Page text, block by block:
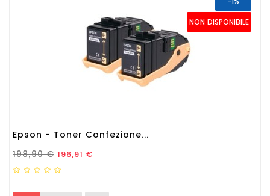
NON DISPONIBILE
Epson - Toner Confezione...
Prezzo Standard
198,90 € Prezzo
196,91 €